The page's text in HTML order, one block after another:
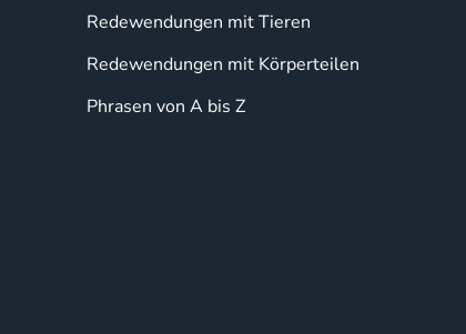
Redewendungen mit Tieren
Redewendungen mit Körperteilen
Phrasen von A bis Z